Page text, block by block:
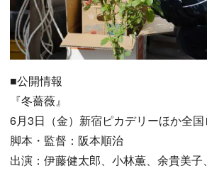
■公開情報
『冬薔薇』
6月3日（金）新宿ピカデリーほか全
脚本・監督：阪本順治
出演：伊藤健太郎、小林薫、余貴美